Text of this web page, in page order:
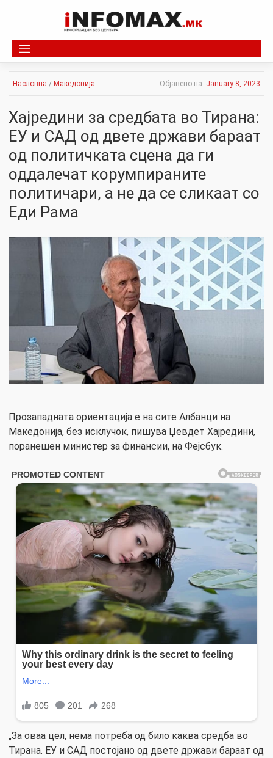
Насловна / Македонија Објавено на: January 8, 2023
Хајредини за средбата во Тирана:
ЕУ и САД од двете држави бараат
од политичката сцена да ги
оддалечат корумпираните
политичари, а не да се сликаат со
Еди Рама
Прозападната ориентација е на сите Албанци на
Македонија, без исклучок, пишува Џевдет Хајредини,
поранешен министер за финансии, на Фејсбук.
„За оваа цел, нема потреба од било каква средба во
Тирана. ЕУ и САД постојано од двете држави бараат од